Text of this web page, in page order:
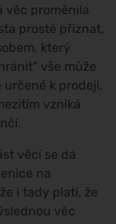
věc proměnila
prostě přiznat,
který
vše může
určené k prodeji,
vzniká
věcí se dá
na
i tady platí, že
věc